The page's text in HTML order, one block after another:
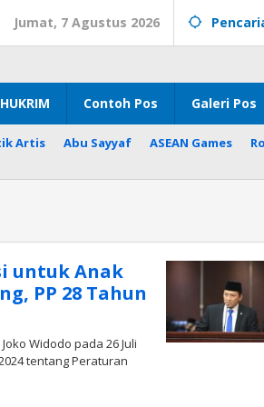
Jumat, 7 Agustus 2026
HUKRIM Contoh Pos Galeri Pos
Artis Abu Sayyaf ASEAN Games
untuk Anak
PP 28 Tahun
Widodo pada 26 Juli
tentang Peraturan